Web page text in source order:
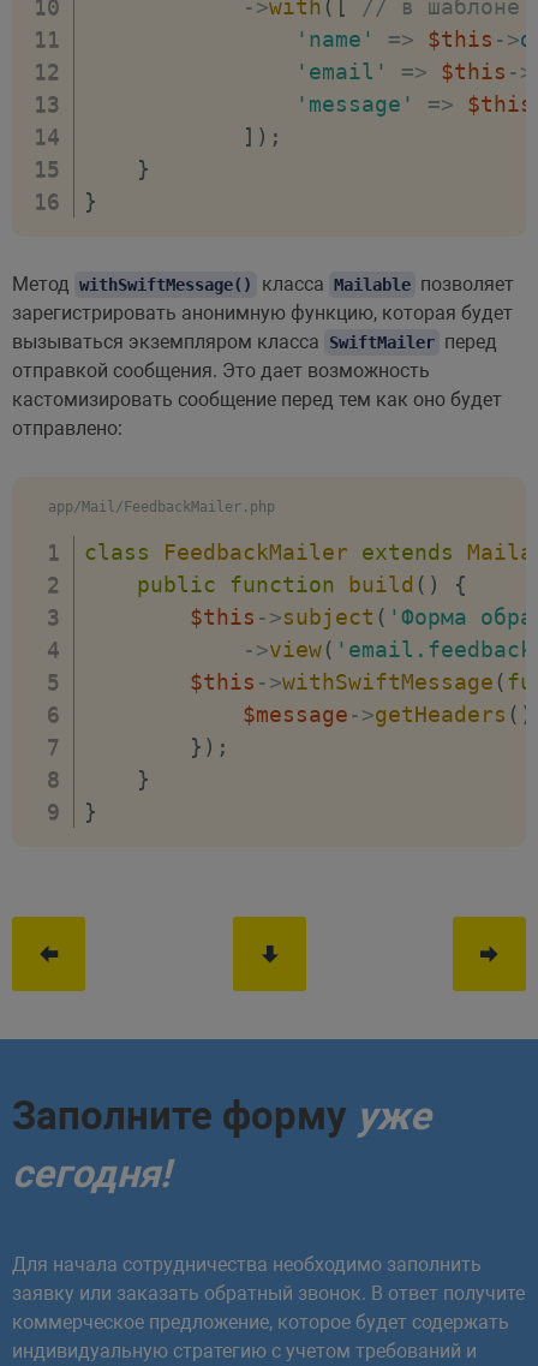
->with (
// в шаблоне
'name'
=> $this ->
'email'
=> $this ->
'message'
=> $this
] ) ;
}
}
Метод withSwiftMessage() класса Mailable позволяет
зарегистрировать анонимную функцию, которая будет
вызываться экземпляром класса
SwiftMailer перед
отправкой сообщения. Это дает возможность
кастомизировать сообщение перед тем как оно будет
отправлено:
app/Mail/FeedbackMailer.php
class FeedbackMailer extends
public
function build ( )
{
$this ->subject ( 'Форма
->view(
$this ->withSwiftMessage (
$message->getHeaders ( )
} ) ;
}
}
Заполните форму уже
сегодня!
Для начала сотрудничества необходимо заполнить
заявку или заказать обратный звонок. В ответ получите
коммерческое предложение, которое будет содержать
индивидуальную стратегию с учетом требований и